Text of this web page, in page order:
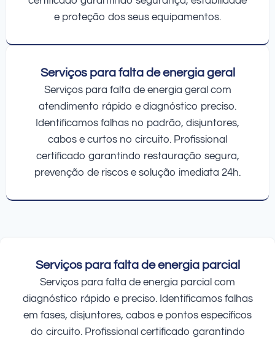
e proteção dos seus equipamentos.
Serviços para falta de energia geral
Serviços para falta de energia geral com
atendimento rápido e diagnóstico preciso.
Identificamos falhas no padrão, disjuntores,
cabos e curtos no circuito. Profissional
certificado garantindo restauração segura,
prevenção de riscos e solução imediata 24h.
Serviços para falta de energia parcial
Serviços para falta de energia parcial com
diagnóstico rápido e preciso. Identificamos falhas
em fases, disjuntores, cabos e pontos específicos
do circuito. Profissional certificado garantindo